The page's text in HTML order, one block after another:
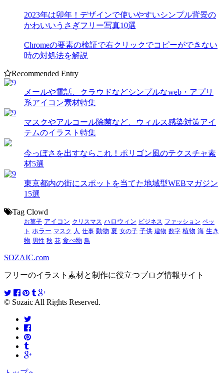
2023年は卯年！デザインで使いやすいシンプル背景の
かわいいうさぎフリー写真10選
Chromeの要素の検証で右クリックでコピーができない
時の対処法を解説
Recommended Entry
メールや電話、クラウドなどシンプルなweb・アプリ
系アイコン素材特集
マスクやアルコール除菌など、ウィルス感染対策アイ
テムのイラスト特集
今っぽさを出すならこれ！ポリゴン風のテクスチャ素
材5選
東京都内の街にスポットを当てた地域型WEBマガジン
15選
Tag Clowd
お菓子 アイコン クリスマス ハロウィン ビジネス ファッション ペッ
ト ホラー マスク 人 仕事 動物 夏 女の子 子供 建物 数字 植物 海 生き
物 男性 秋 花 食べ物 鳥
SOZAIC.com
フリーのイラスト素材と制作に役立つブログ情報サイト
© Sozaic All Rights Reserved.